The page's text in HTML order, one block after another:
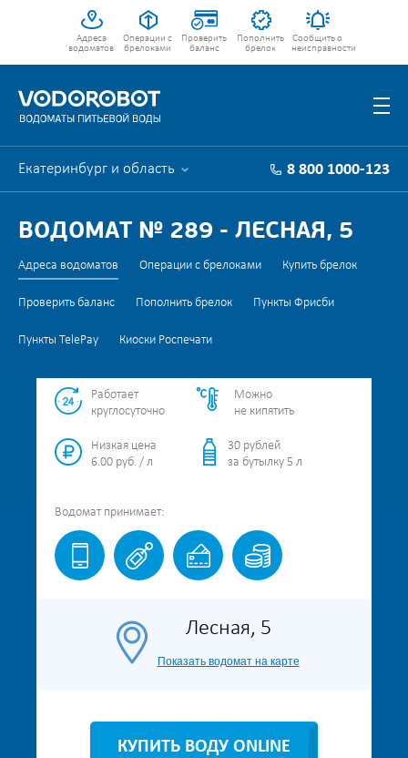
Адреса
водоматов
Операции с
брелоками
Проверить
баланс
Пополнить
брелок
Сообщить о
неисправности
Екатеринбург и область 8 800 1000-123
ВОДОМАТ № 289 - ЛЕСНАЯ, 5
Адреса водоматов Операции с брелоками Купить брелок
Проверить баланс Пополнить брелок Пункты Фрисби
Пункты TelePay Киоски Роспечати
Работает
круглосуточно
Можно
не кипятить
Низкая цена
6.00 руб. / л
30 рублей
за бутылку 5 л
Водомат принимает:
Лесная, 5
Показать водомат на карте
КУПИТЬ ВОДУ ONLINE